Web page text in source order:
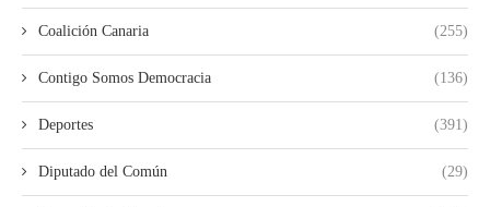
Coalición Canaria (255)
Contigo Somos Democracia (136)
Deportes (391)
Diputado del Común (29)